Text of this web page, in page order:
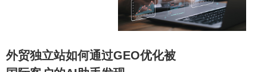
外贸独立站如何通过GEO优化被